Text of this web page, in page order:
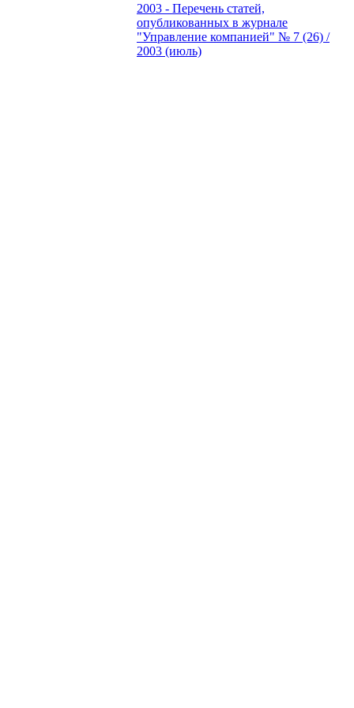
2003 - Перечень статей,
опубликованных в журнале
"Управление компанией" № 7 (26) /
2003 (июль)